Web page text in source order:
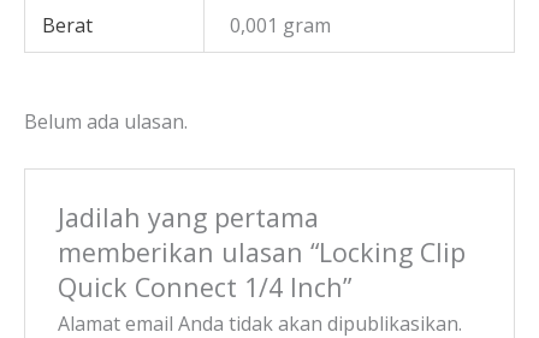
Berat 0,001 gram
Belum ada ulasan.
Jadilah yang pertama
memberikan ulasan “Locking Clip
Quick Connect 1/4 Inch”
Alamat email Anda tidak akan dipublikasikan.